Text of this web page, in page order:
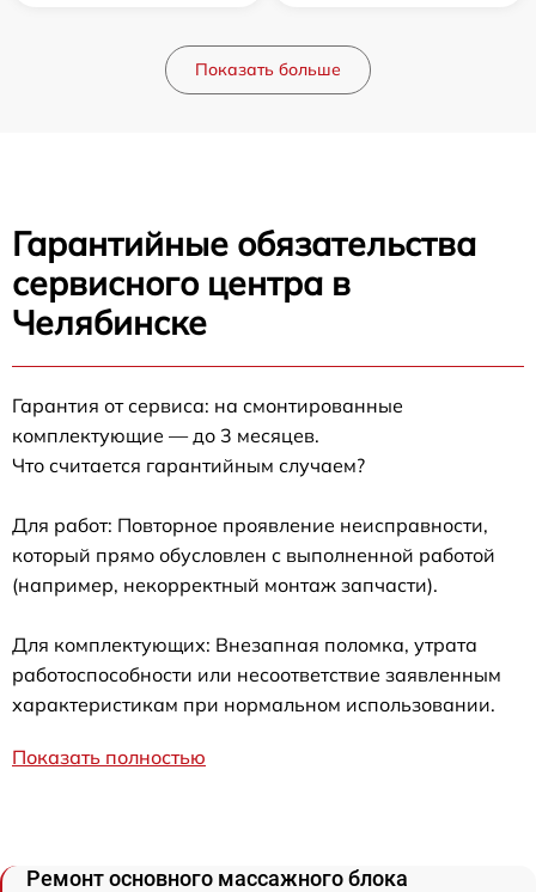
Показать больше
Гарантийные обязательства
сервисного центра в
Челябинске
Гарантия от сервиса: на смонтированные
комплектующие — до 3 месяцев.
Что считается гарантийным случаем?
Для работ: Повторное проявление неисправности,
который прямо обусловлен с выполненной работой
(например, некорректный монтаж запчасти).
Для комплектующих: Внезапная поломка, утрата
работоспособности или несоответствие заявленным
характеристикам при нормальном использовании.
Показать полностью
Ремонт основного массажного блока